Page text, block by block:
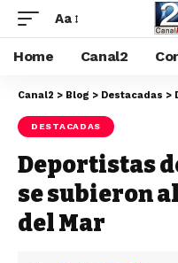
Aa
Home Canal2
Canal2 > Blog > Destacadas >
DESTACADAS
Deportistas
se subieron
del Mar